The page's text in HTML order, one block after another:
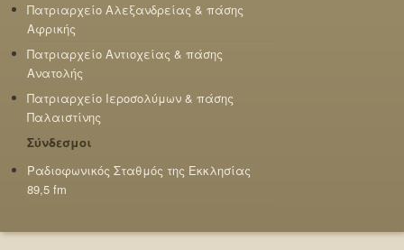
Πατριαρχείο Αλεξανδρείας & πάσης
Αφρικής
Πατριαρχείο Αντιοχείας & πάσης
Ανατολής
Πατριαρχείο Ιεροσολύμων & πάσης
Παλαιστίνης
Σύνδεσμοι
Ραδιοφωνικός Σταθμός της Εκκλησίας
89,5 fm